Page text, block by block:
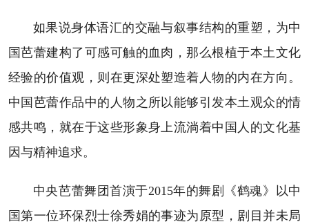
如果说身体语汇的交融与叙事结构的重塑，为中
国芭蕾建构了可感可触的血肉，那么根植于本土文化
经验的价值观，则在更深处塑造着人物的内在方向。
中国芭蕾作品中的人物之所以能够引发本土观众的情
感共鸣，就在于这些形象身上流淌着中国人的文化基
因与精神追求。
中央芭蕾舞团首演于2015年的舞剧《鹤魂》以中
国第一位环保烈士徐秀娟的事迹为原型，剧目并未局